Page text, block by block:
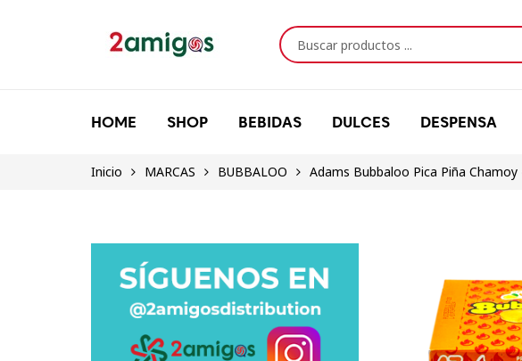
HOME SHOP BEBIDAS DULCES DESPENSA
Inicio MARCAS BUBBALOO Adams Bubbaloo Pica Piña Chamoy